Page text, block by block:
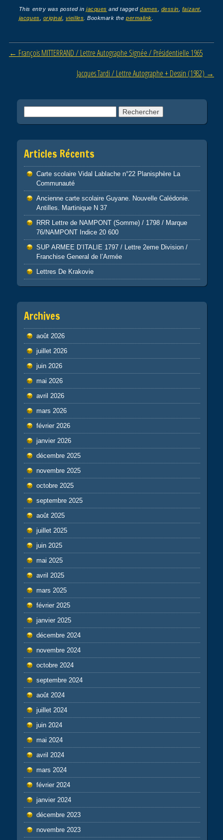
c
e
b
o
tt
er
ail
ta
g
er
This entry was posted injacques and taggeddames dessin faizant,
jacques
original, vieilles . Bookmark thepermalink
Post navigation
← François MITTERRAND / Lettre Autographe Signée / Présidentielle 1965
Jacques Tardi / Lettre Autographe + Dessin (1982) →
Articles Récents
Carte scolaire Vidal Lablache n°22 Planisphère La
Communauté
Ancienne carte scolaire Guyane. Nouvelle Calédonie.
Antilles. Martinique N 37
RRR Lettre de NAMPONT (Somme) / 1798 / Marque
76/NAMPONT Indice 20 600
SUP ARMEE D’ITALIE 1797 / Lettre 2eme Division /
Franchise General de l’Armée
Lettres De Krakovie
Archives
août 2026
juillet 2026
juin 2026
mai 2026
avril 2026
mars 2026
février 2026
janvier 2026
décembre 2025
novembre 2025
octobre 2025
septembre 2025
août 2025
juillet 2025
juin 2025
mai 2025
avril 2025
mars 2025
février 2025
janvier 2025
décembre 2024
novembre 2024
octobre 2024
septembre 2024
août 2024
juillet 2024
juin 2024
mai 2024
avril 2024
mars 2024
février 2024
janvier 2024
décembre 2023
novembre 2023